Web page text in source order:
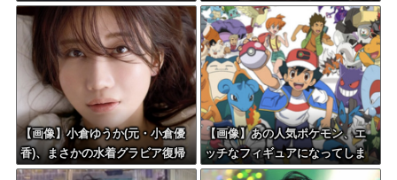
る」
ｗｗｗｗｗｗｗｗ
【画像】小倉ゆうか(元・小倉優
香)、まさかの水着グラビア復帰
ｗｗｗｗｗ
【画像】あの人気ポケモン、エ
ッチなフィギュアになってしま
う